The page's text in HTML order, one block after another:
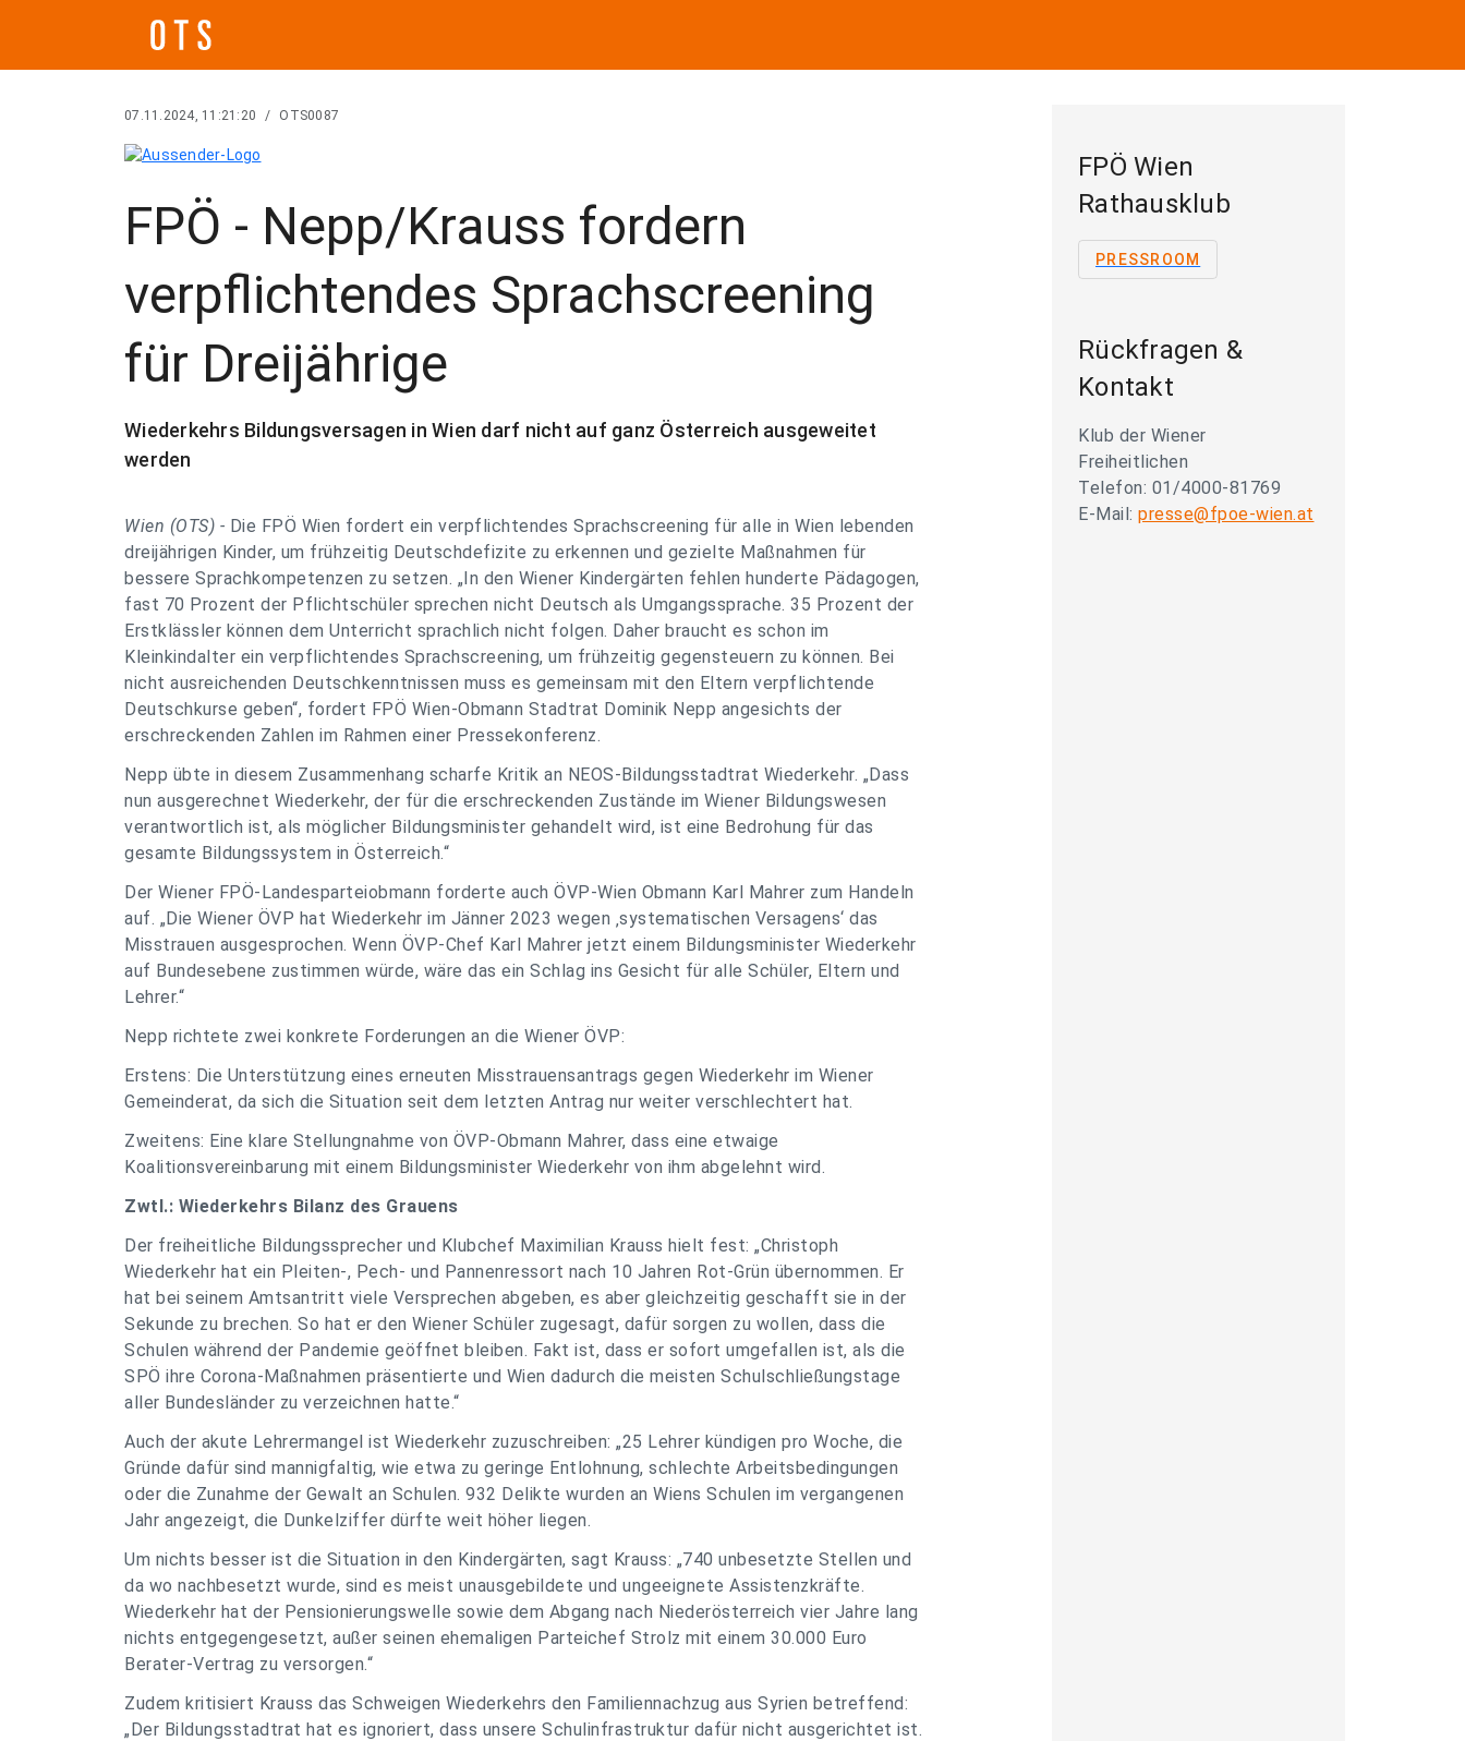
07.11.2024, 11:21:20 / OTS0087
FPÖ - Nepp/Krauss fordern
verpflichtendes Sprachscreening
für Dreijährige
Wiederkehrs Bildungsversagen in Wien darf nicht auf ganz Österreich ausgeweitet
werden
Wien (OTS) - Die FPÖ Wien fordert ein verpflichtendes Sprachscreening für alle in Wien lebenden
dreijährigen Kinder, um frühzeitig Deutschdefizite zu erkennen und gezielte Maßnahmen für
bessere Sprachkompetenzen zu setzen. „In den Wiener Kindergärten fehlen hunderte Pädagogen,
fast 70 Prozent der Pflichtschüler sprechen nicht Deutsch als Umgangssprache. 35 Prozent der
Erstklässler können dem Unterricht sprachlich nicht folgen. Daher braucht es schon im
Kleinkindalter ein verpflichtendes Sprachscreening, um frühzeitig gegensteuern zu können. Bei
nicht ausreichenden Deutschkenntnissen muss es gemeinsam mit den Eltern verpflichtende
Deutschkurse geben“, fordert FPÖ Wien-Obmann Stadtrat Dominik Nepp angesichts der
erschreckenden Zahlen im Rahmen einer Pressekonferenz.
Nepp übte in diesem Zusammenhang scharfe Kritik an NEOS-Bildungsstadtrat Wiederkehr. „Dass
nun ausgerechnet Wiederkehr, der für die erschreckenden Zustände im Wiener Bildungswesen
verantwortlich ist, als möglicher Bildungsminister gehandelt wird, ist eine Bedrohung für das
gesamte Bildungssystem in Österreich.“
Der Wiener FPÖ-Landesparteiobmann forderte auch ÖVP-Wien Obmann Karl Mahrer zum Handeln
auf. „Die Wiener ÖVP hat Wiederkehr im Jänner 2023 wegen ‚systematischen Versagens‘ das
Misstrauen ausgesprochen. Wenn ÖVP-Chef Karl Mahrer jetzt einem Bildungsminister Wiederkehr
auf Bundesebene zustimmen würde, wäre das ein Schlag ins Gesicht für alle Schüler, Eltern und
Lehrer.“
Nepp richtete zwei konkrete Forderungen an die Wiener ÖVP:
Erstens: Die Unterstützung eines erneuten Misstrauensantrags gegen Wiederkehr im Wiener
Gemeinderat, da sich die Situation seit dem letzten Antrag nur weiter verschlechtert hat.
Zweitens: Eine klare Stellungnahme von ÖVP-Obmann Mahrer, dass eine etwaige
Koalitionsvereinbarung mit einem Bildungsminister Wiederkehr von ihm abgelehnt wird.
Zwtl.: Wiederkehrs Bilanz des Grauens
Der freiheitliche Bildungssprecher und Klubchef Maximilian Krauss hielt fest: „Christoph
Wiederkehr hat ein Pleiten-, Pech- und Pannenressort nach 10 Jahren Rot-Grün übernommen. Er
hat bei seinem Amtsantritt viele Versprechen abgeben, es aber gleichzeitig geschafft sie in der
Sekunde zu brechen. So hat er den Wiener Schüler zugesagt, dafür sorgen zu wollen, dass die
Schulen während der Pandemie geöffnet bleiben. Fakt ist, dass er sofort umgefallen ist, als die
SPÖ ihre Corona-Maßnahmen präsentierte und Wien dadurch die meisten Schulschließungstage
aller Bundesländer zu verzeichnen hatte.“
Auch der akute Lehrermangel ist Wiederkehr zuzuschreiben: „25 Lehrer kündigen pro Woche, die
Gründe dafür sind mannigfaltig, wie etwa zu geringe Entlohnung, schlechte Arbeitsbedingungen
oder die Zunahme der Gewalt an Schulen. 932 Delikte wurden an Wiens Schulen im vergangenen
Jahr angezeigt, die Dunkelziffer dürfte weit höher liegen.
Um nichts besser ist die Situation in den Kindergärten, sagt Krauss: „740 unbesetzte Stellen und
da wo nachbesetzt wurde, sind es meist unausgebildete und ungeeignete Assistenzkräfte.
Wiederkehr hat der Pensionierungswelle sowie dem Abgang nach Niederösterreich vier Jahre lang
nichts entgegengesetzt, außer seinen ehemaligen Parteichef Strolz mit einem 30.000 Euro
Berater-Vertrag zu versorgen.“
Zudem kritisiert Krauss das Schweigen Wiederkehrs den Familiennachzug aus Syrien betreffend:
„Der Bildungsstadtrat hat es ignoriert, dass unsere Schulinfrastruktur dafür nicht ausgerichtet ist.
FPÖ Wien
Rathausklub
PRESSROOM
Rückfragen &
Kontakt
Klub der Wiener
Freiheitlichen
Telefon: 01/4000-81769
E-Mail: presse@fpoe-wien.at